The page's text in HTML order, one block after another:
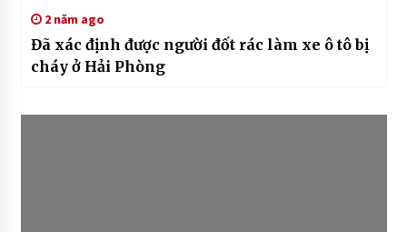
2 năm ago
Đã xác định được người đốt rác làm xe ô tô bị
cháy ở Hải Phòng